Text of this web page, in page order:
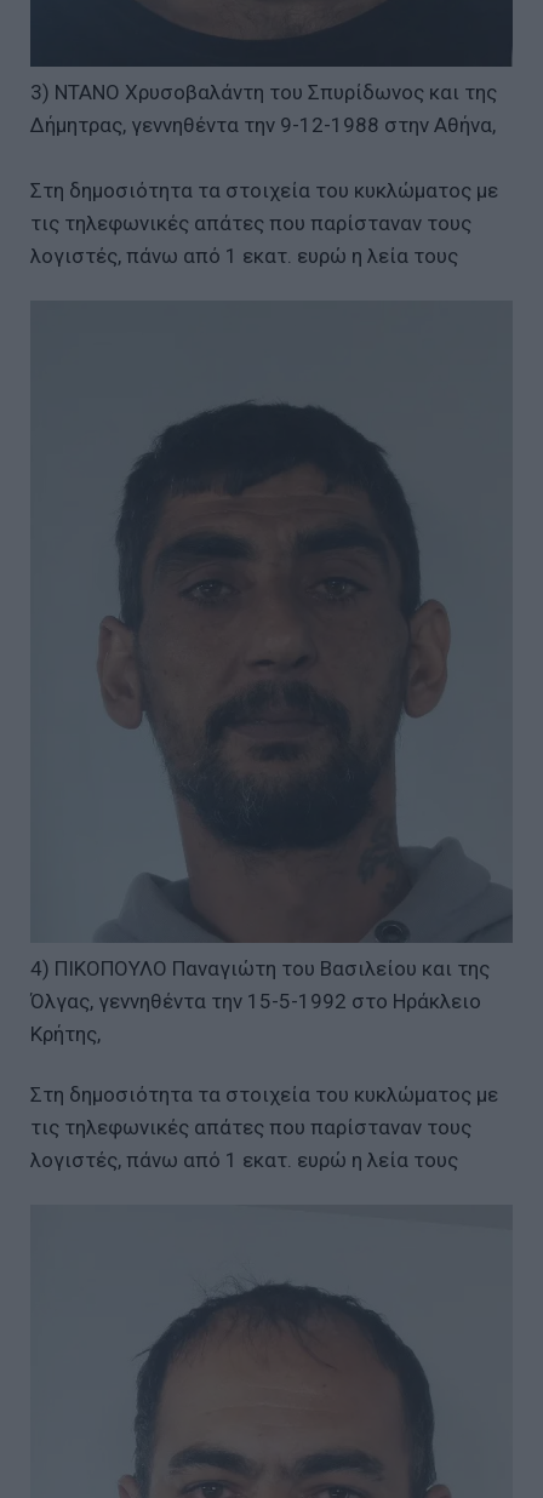
3) ΝΤΑΝΟ Χρυσοβαλάντη του Σπυρίδωνος και της
Δήμητρας, γεννηθέντα την 9-12-1988 στην Αθήνα,
Στη δημοσιότητα τα στοιχεία του κυκλώματος με
τις τηλεφωνικές απάτες που παρίσταναν τους
λογιστές, πάνω από 1 εκατ. ευρώ η λεία τους
4) ΠΙΚΟΠΟΥΛΟ Παναγιώτη του Βασιλείου και της
Όλγας, γεννηθέντα την 15-5-1992 στο Ηράκλειο
Κρήτης,
Στη δημοσιότητα τα στοιχεία του κυκλώματος με
τις τηλεφωνικές απάτες που παρίσταναν τους
λογιστές, πάνω από 1 εκατ. ευρώ η λεία τους